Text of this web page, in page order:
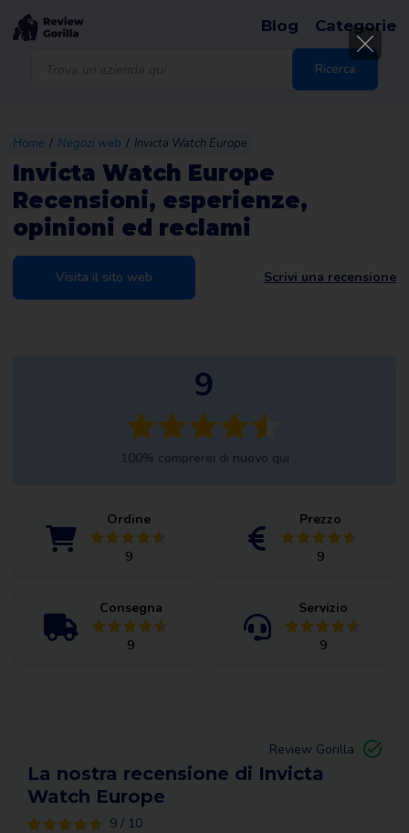
Ricerca
Blog Categorie
Home / Negozi web / Invicta Watch Europe
Invicta Watch Europe
Recensioni, esperienze,
opinioni ed reclami
Visita il sito web Scrivi una recensione
Ordine
9
Prezzo
9
Consegna
9
Servizio
9
9
100% comprerei di nuovo qui
La nostra recensione di Invicta
Watch Europe
9 / 10
Review Gorilla